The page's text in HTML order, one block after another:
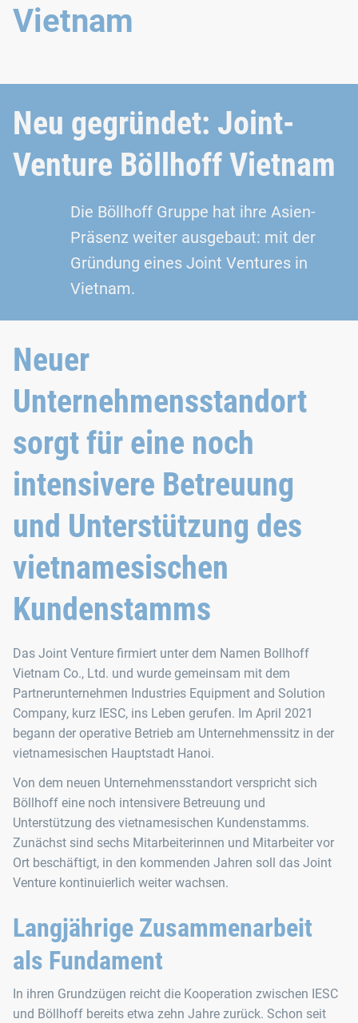
Vietnam
Neu gegründet: Joint-
Venture Böllhoff Vietnam
Die Böllhoff Gruppe hat ihre Asien-
Präsenz weiter ausgebaut: mit der
Gründung eines Joint Ventures in
Vietnam.
Neuer
Unternehmensstandort
sorgt für eine noch
intensivere Betreuung
und Unterstützung des
vietnamesischen
Kundenstamms
Das Joint Venture firmiert unter dem Namen Bollhoff
Vietnam Co., Ltd. und wurde gemeinsam mit dem
Partnerunternehmen Industries Equipment and Solution
Company, kurz IESC, ins Leben gerufen. Im April 2021
begann der operative Betrieb am Unternehmenssitz in der
vietnamesischen Hauptstadt Hanoi.
Von dem neuen Unternehmensstandort verspricht sich
Böllhoff eine noch intensivere Betreuung und
Unterstützung des vietnamesischen Kundenstamms.
Zunächst sind sechs Mitarbeiterinnen und Mitarbeiter vor
Ort beschäftigt, in den kommenden Jahren soll das Joint
Venture kontinuierlich weiter wachsen.
Langjährige Zusammenarbeit
als Fundament
In ihren Grundzügen reicht die Kooperation zwischen IESC
und Böllhoff bereits etwa zehn Jahre zurück. Schon seit